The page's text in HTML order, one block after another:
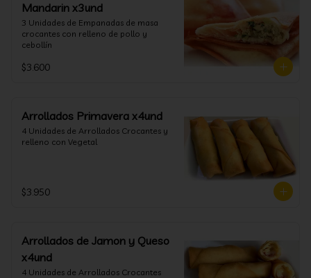
Mandarin x3und
3 Unidades de Empanadas de masa
crocantes con relleno de pollo y
cebollín
$3.600
Arrollados Primavera x4und
4 Unidades de Arrollados Crocantes y
relleno con Vegetal
$3.950
Arrollados de Jamon y Queso
x4und
4 Unidades de Arrollados Crocantes